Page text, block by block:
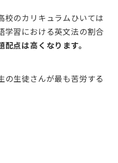
校のカリキュラムひいては
学習における英文法の割合
点は高くなります。
の生徒さんが最も苦労する